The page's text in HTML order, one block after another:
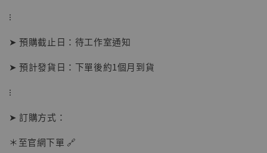
NT$ 1,870
⁝
➤ 預購截止日：待工作室通知
➤ 預計發貨日：下單後約1個月到貨
⁝
➤ 訂購方式：
＊至官網下單 🔗